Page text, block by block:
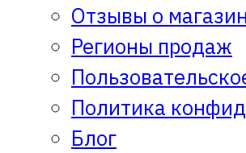
Отзывы о
Регионы продаж
Политика
Блог